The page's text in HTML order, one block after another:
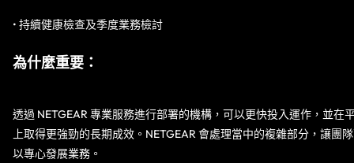
• 持續健康檢查及季度業務檢討
為什麼重要：
透過 NETGEAR 專業服務進行部署的機構，可以更快投入運作，並在
上取得更強勁的長期成效。NETGEAR 會處理當中的複雜部分，讓團
以專心發展業務。